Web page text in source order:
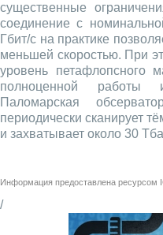
существенные
соединение с
Гбит/с на практике
меньшей скоростью. При
уровень петафлопсного
полноценной
Паломарская
периодически сканирует
и захватывает около 30
Информация предоставлена ресурсом
/